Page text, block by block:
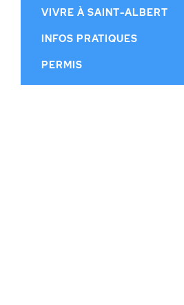
VIVRE À SAINT-ALBERT
INFOS PRATIQUES
PERMIS